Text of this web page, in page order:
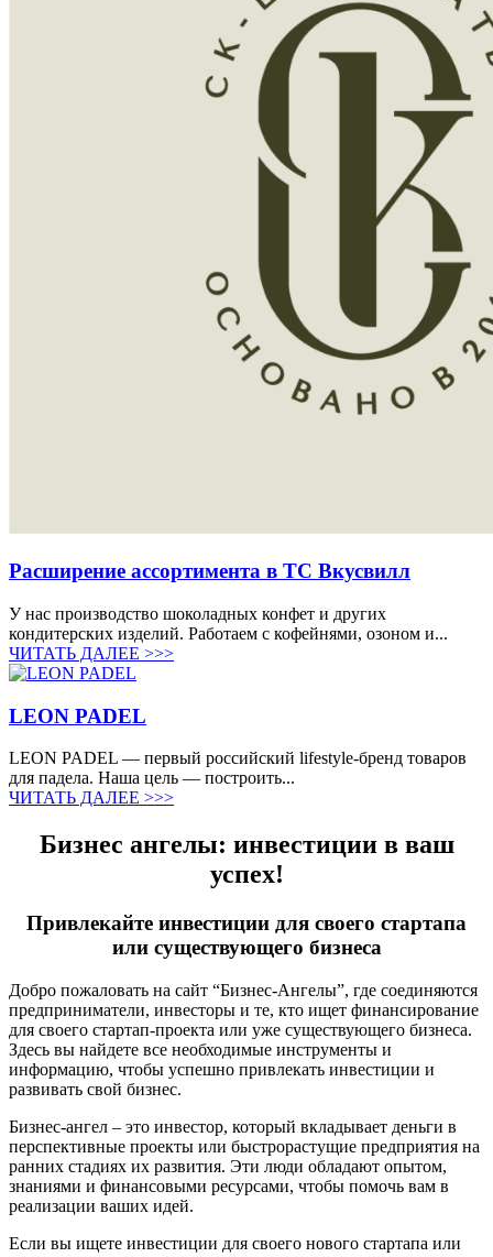
Расширение ассортимента в ТС Вкусвилл
У нас производство шоколадных конфет и других
кондитерских изделий. Работаем с кофейнями, озоном и...
ЧИТАТЬ ДАЛЕЕ >>>
LEON PADEL
LEON PADEL — первый российский lifestyle-бренд товаров
для падела. Наша цель — построить...
ЧИТАТЬ ДАЛЕЕ >>>
Бизнес ангелы: инвестиции в ваш
успех!
Привлекайте инвестиции для своего стартапа
или существующего бизнеса
Добро пожаловать на сайт “Бизнес-Ангелы”, где соединяются
предприниматели, инвесторы и те, кто ищет финансирование
для своего стартап-проекта или уже существующего бизнеса.
Здесь вы найдете все необходимые инструменты и
информацию, чтобы успешно привлекать инвестиции и
развивать свой бизнес.
Бизнес-ангел – это инвестор, который вкладывает деньги в
перспективные проекты или быстрорастущие предприятия на
ранних стадиях их развития. Эти люди обладают опытом,
знаниями и финансовыми ресурсами, чтобы помочь вам в
реализации ваших идей.
Если вы ищете инвестиции для своего нового стартапа или